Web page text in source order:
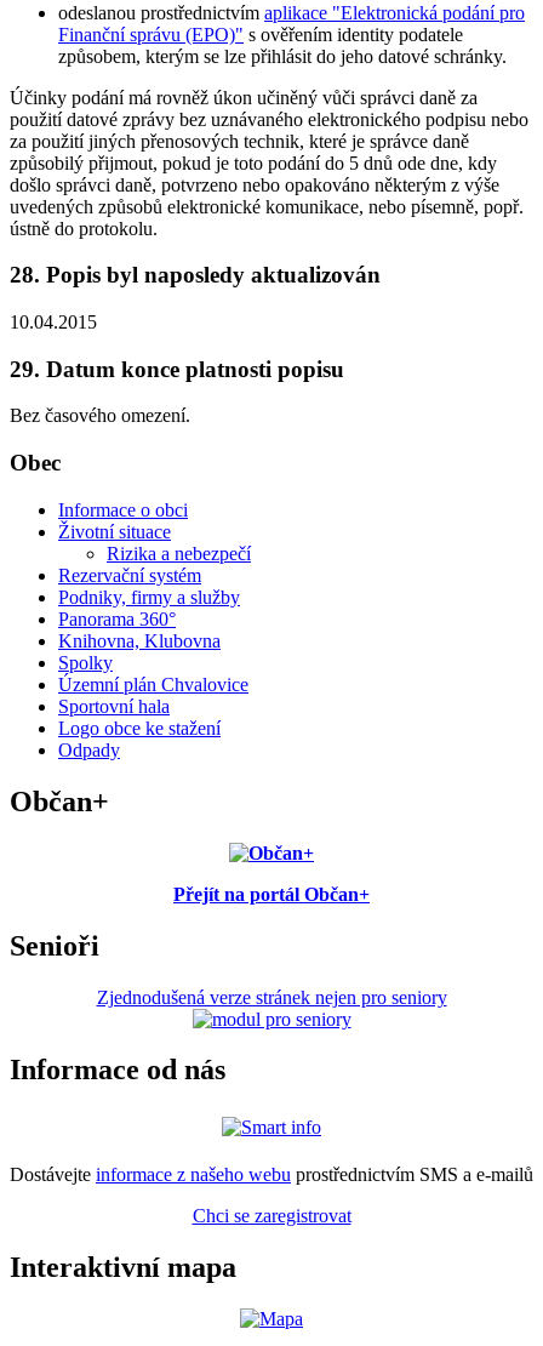
odeslanou prostřednictvím aplikace "Elektronická podání pro
Finanční správu (EPO)" s ověřením identity podatele
způsobem, kterým se lze přihlásit do jeho datové schránky.
Účinky podání má rovněž úkon učiněný vůči správci daně za
použití datové zprávy bez uznávaného elektronického podpisu nebo
za použití jiných přenosových technik, které je správce daně
způsobilý přijmout, pokud je toto podání do 5 dnů ode dne, kdy
došlo správci daně, potvrzeno nebo opakováno některým z výše
uvedených způsobů elektronické komunikace, nebo písemně, popř.
ústně do protokolu.
28. Popis byl naposledy aktualizován
10.04.2015
29. Datum konce platnosti popisu
Bez časového omezení.
Obec
Informace o obci
Životní situace
Rizika a nebezpečí
Rezervační systém
Podniky, firmy a služby
Panorama 360°
Knihovna, Klubovna
Spolky
Územní plán Chvalovice
Sportovní hala
Logo obce ke stažení
Odpady
Občan+
Přejít na portál Občan+
Senioři
Zjednodušená verze stránek nejen pro seniory
Informace od nás
Dostávejte informace z našeho webu prostřednictvím SMS a e-mailů
Chci se zaregistrovat
Interaktivní mapa